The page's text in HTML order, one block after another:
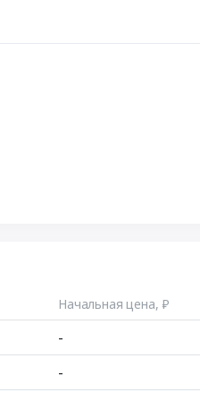
Начальная цена, ₽
-
-